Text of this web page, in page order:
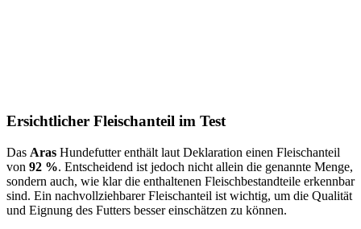
Ersichtlicher Fleischanteil im Test
Das Aras Hundefutter enthält laut Deklaration einen Fleischanteil
von 92 %. Entscheidend ist jedoch nicht allein die genannte Menge,
sondern auch, wie klar die enthaltenen Fleischbestandteile erkennbar
sind. Ein nachvollziehbarer Fleischanteil ist wichtig, um die Qualität
und Eignung des Futters besser einschätzen zu können.